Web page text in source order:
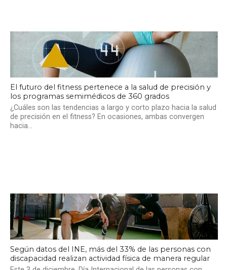
El futuro del fitness pertenece a la salud de precisión y
los programas semimédicos de 360 grados
¿Cuáles son las tendencias a largo y corto plazo hacia la salud
de precisión en el fitness? En ocasiones, ambas convergen
hacia...
Según datos del INE, más del 33% de las personas con
discapacidad realizan actividad física de manera regular